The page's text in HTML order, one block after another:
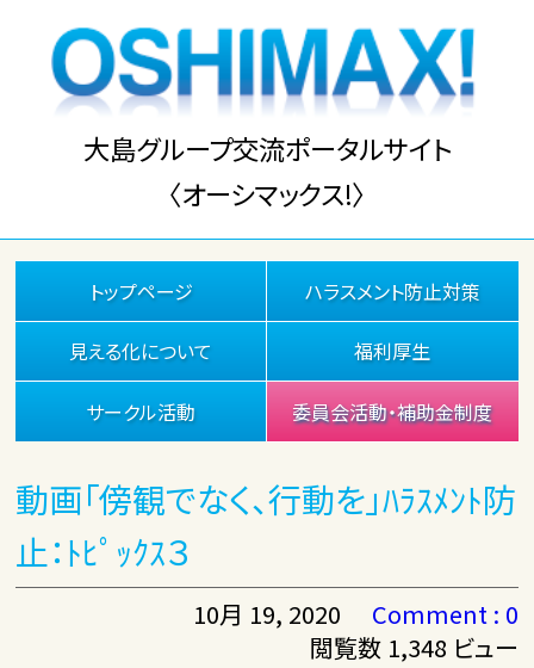
大島グループ交流ポータルサイト
〈オーシマックス!〉
トップページ ハラスメント防止対策
見える化について 福利厚生
サークル活動 委員会活動・補助金制度
動画「傍観でなく、行動を」ﾊﾗｽﾒﾝﾄ防
止：ﾄﾋﾟｯｸｽ３
10月 19, 2020
Comment : 0
閲覧数 1,348 ビュー